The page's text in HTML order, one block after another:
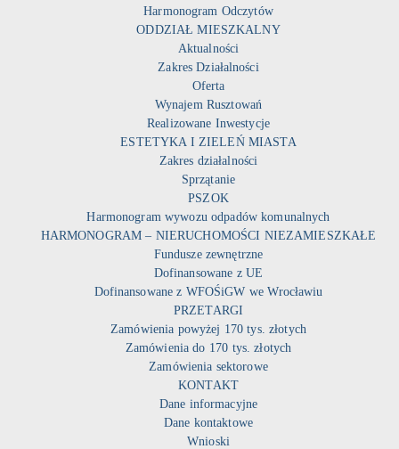
Harmonogram Odczytów
ODDZIAŁ MIESZKALNY
Aktualności
Zakres Działalności
Oferta
Wynajem Rusztowań
Realizowane Inwestycje
ESTETYKA I ZIELEŃ MIASTA
Zakres działalności
Sprzątanie
PSZOK
Harmonogram wywozu odpadów komunalnych
HARMONOGRAM – NIERUCHOMOŚCI NIEZAMIESZKAŁE
Fundusze zewnętrzne
Dofinansowane z UE
Dofinansowane z WFOŚiGW we Wrocławiu
PRZETARGI
Zamówienia powyżej 170 tys. złotych
Zamówienia do 170 tys. złotych
Zamówienia sektorowe
KONTAKT
Dane informacyjne
Dane kontaktowe
Wnioski